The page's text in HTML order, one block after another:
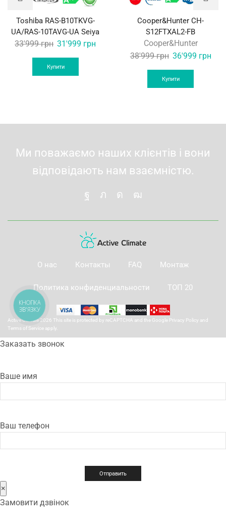
Toshiba RAS-B10TKVG-
UA/RAS-10TAVG-UA Seiya
33'999грн Original
was:
31'999 грн
Купити
Cooper&Hunter CH-
S12FTXAL2-FB
Cooper&Hunter
38'999грн Original
was:
36'999 грн
Купити
Ми поважаємо наших клієнтів і вони
відповідають нам взаємністю.
О нас Контакты FAQ Монтаж
Политика конфиденциальности ТОП 20
Active Climate 2026 This site is protected by reCAPTCHA and the Google Privacy Policy and
Terms of Service apply.
Заказать звонок
Ваше имя
Ваш телефон
×
Замовити дзвінок
КНОПКА
ЗВ'ЯЗКУ